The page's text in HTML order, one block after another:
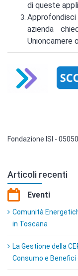
di queste
azienda
Unioncamere
Fondazione ISI -
Articoli recenti
Eventi
Comunità
in Toscana
La Gestione della
Consumo e Benefici